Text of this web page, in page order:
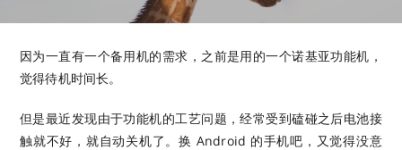
因为一直有一个备用机的需求，之前是用的一个诺基亚功能机，
觉得待机时间长。
但是最近发现由于功能机的工艺问题，经常受到磕碰之后电池接
触就不好，就自动关机了。换 Android 的手机吧，又觉得没意